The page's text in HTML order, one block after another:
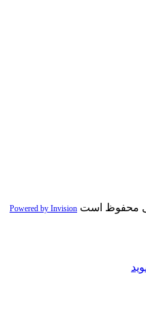
محفوظ است Powered by Invision